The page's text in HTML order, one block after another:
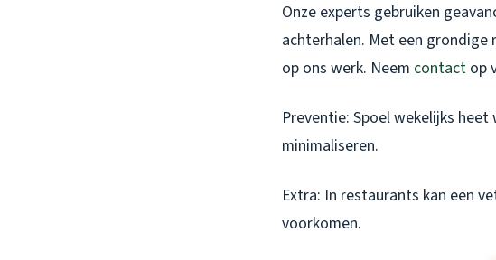
Onze experts gebruiken
achterhalen. Met een
op ons werk. Neem contact op
Preventie: Spoel wekelijks
minimaliseren.
Extra: In restaurants kan een
voorkomen.